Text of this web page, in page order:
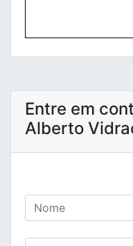
Entre em
Alberto